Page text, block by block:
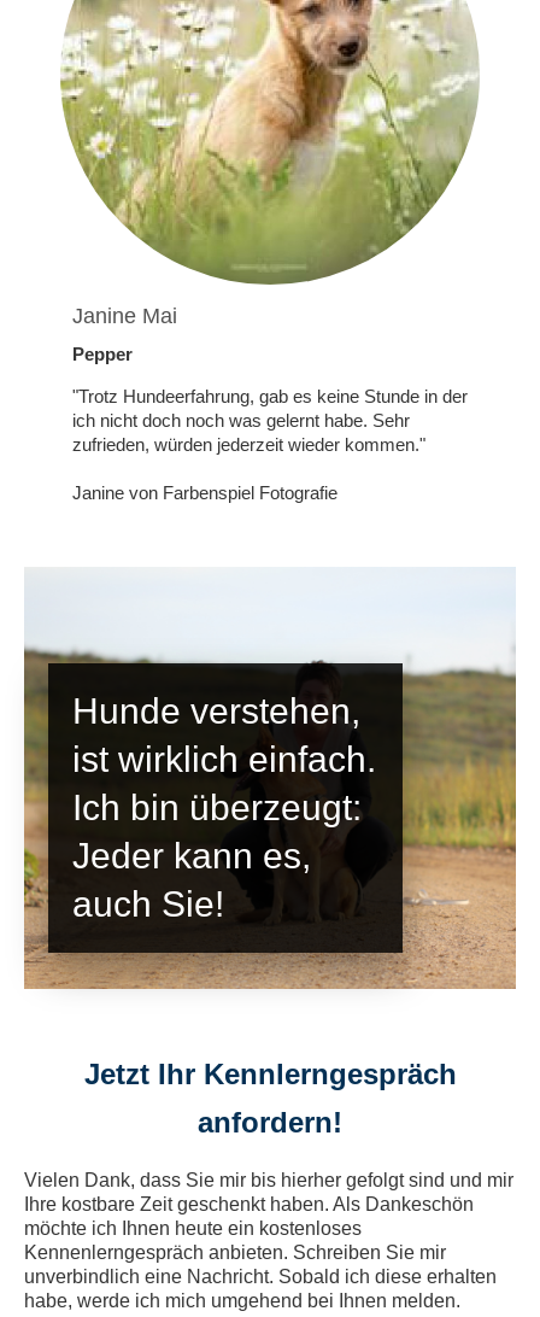
Janine Mai
Pepper
"Trotz Hundeerfahrung, gab es keine Stunde in der
ich nicht doch noch was gelernt habe. Sehr
zufrieden, würden jederzeit wieder kommen."
Janine von Farbenspiel Fotografie
Hunde verstehen,
ist wirklich einfach.
Ich bin überzeugt:
Jeder kann es,
auch Sie!
Jetzt Ihr Kennlerngespräch
anfordern!
Vielen Dank, dass Sie mir bis hierher gefolgt sind und mir
Ihre kostbare Zeit geschenkt haben. Als Dankeschön
möchte ich Ihnen heute ein kostenloses
Kennenlerngespräch anbieten. Schreiben Sie mir
unverbindlich eine Nachricht. Sobald ich diese erhalten
habe, werde ich mich umgehend bei Ihnen melden.